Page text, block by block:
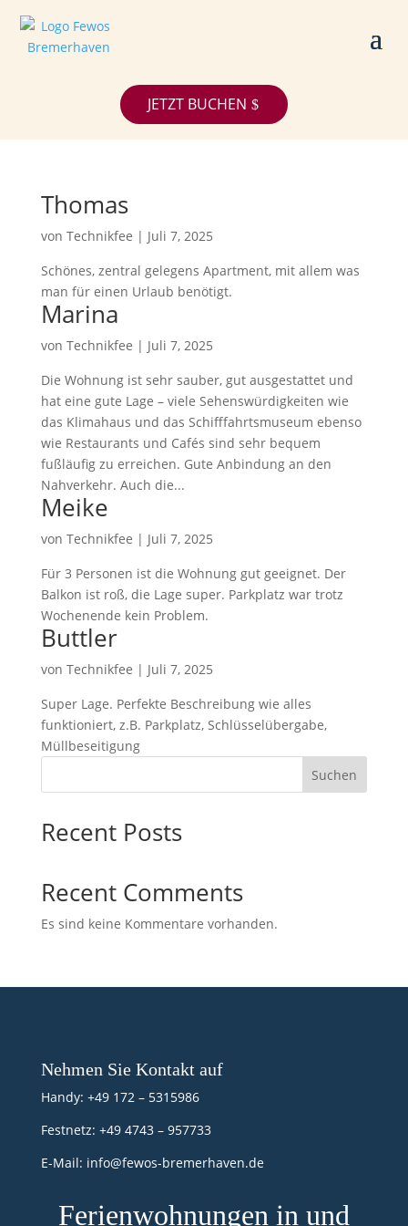
JETZT BUCHEN
Thomas
von Technikfee | Juli 7, 2025
Schönes, zentral gelegens Apartment, mit allem was
man für einen Urlaub benötigt.
Marina
von Technikfee | Juli 7, 2025
Die Wohnung ist sehr sauber, gut ausgestattet und
hat eine gute Lage – viele Sehenswürdigkeiten wie
das Klimahaus und das Schifffahrtsmuseum ebenso
wie Restaurants und Cafés sind sehr bequem
fußläufig zu erreichen. Gute Anbindung an den
Nahverkehr. Auch die...
Meike
von Technikfee | Juli 7, 2025
Für 3 Personen ist die Wohnung gut geeignet. Der
Balkon ist roß, die Lage super. Parkplatz war trotz
Wochenende kein Problem.
Buttler
von Technikfee | Juli 7, 2025
Super Lage. Perfekte Beschreibung wie alles
funktioniert, z.B. Parkplatz, Schlüsselübergabe,
Müllbeseitigung
Suchen
Recent Posts
Recent Comments
Es sind keine Kommentare vorhanden.
Nehmen Sie Kontakt auf
Handy: +49 172 – 5315986
Festnetz: +49 4743 – 957733
E-Mail: info@fewos-bremerhaven.de
Ferienwohnungen in und